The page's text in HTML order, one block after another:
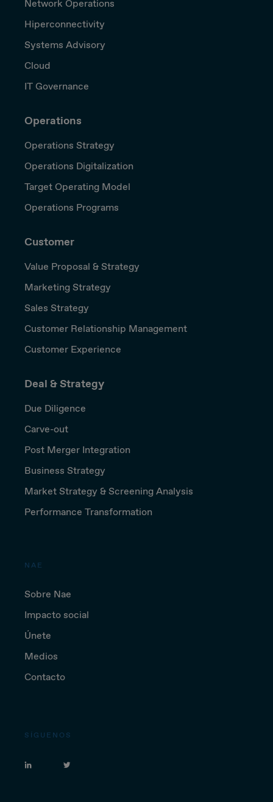
Network Operations
Hiperconnectivity
Systems Advisory
Cloud
IT Governance
Operations
Operations Strategy
Operations Digitalization
Target Operating Model
Operations Programs
Customer
Value Proposal & Strategy
Marketing Strategy
Sales Strategy
Customer Relationship Management
Customer Experience
Deal & Strategy
Due Diligence
Carve-out
Post Merger Integration
Business Strategy
Market Strategy & Screening Analysis
Performance Transformation
NAE
Sobre Nae
Impacto social
Únete
Medios
Contacto
SÍGUENOS